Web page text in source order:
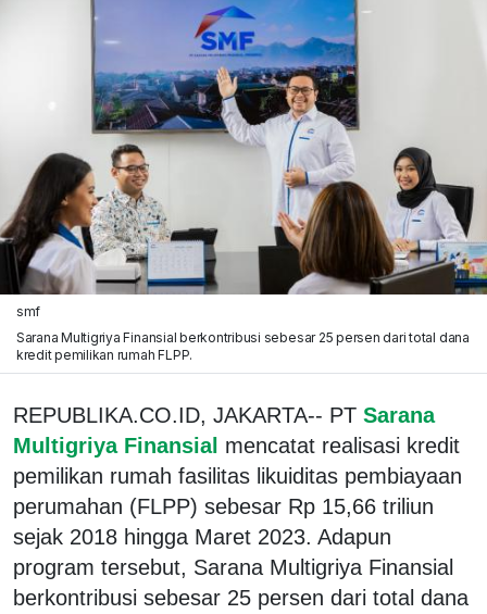
smf
Sarana Multigriya Finansial berkontribusi sebesar 25 persen dari total dana
kredit pemilikan rumah FLPP.
REPUBLIKA.CO.ID, JAKARTA-- PT Sarana
Multigriya Finansial mencatat realisasi kredit
pemilikan rumah fasilitas likuiditas pembiayaan
perumahan (FLPP) sebesar Rp 15,66 triliun
sejak 2018 hingga Maret 2023. Adapun
program tersebut, Sarana Multigriya Finansial
berkontribusi sebesar 25 persen dari total dana